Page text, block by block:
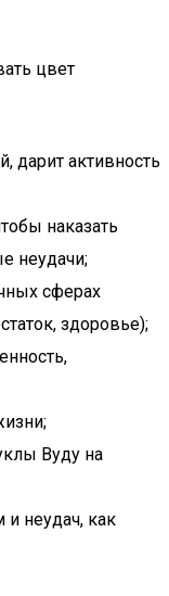
цвет
дарит активность
наказать
неудачи;
сферах
здоровье);
Вуду на
неудач, как